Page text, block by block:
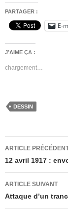
PARTAGER :
E-
J’AIME ÇA :
chargement…
DESSIN
des
articles
ARTICLE
12 avril 1917 :
ARTICLE SUIVANT
Attaque d’un